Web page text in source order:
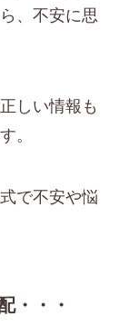
、不安に思
しい情報も
。
で不安や悩
・・・